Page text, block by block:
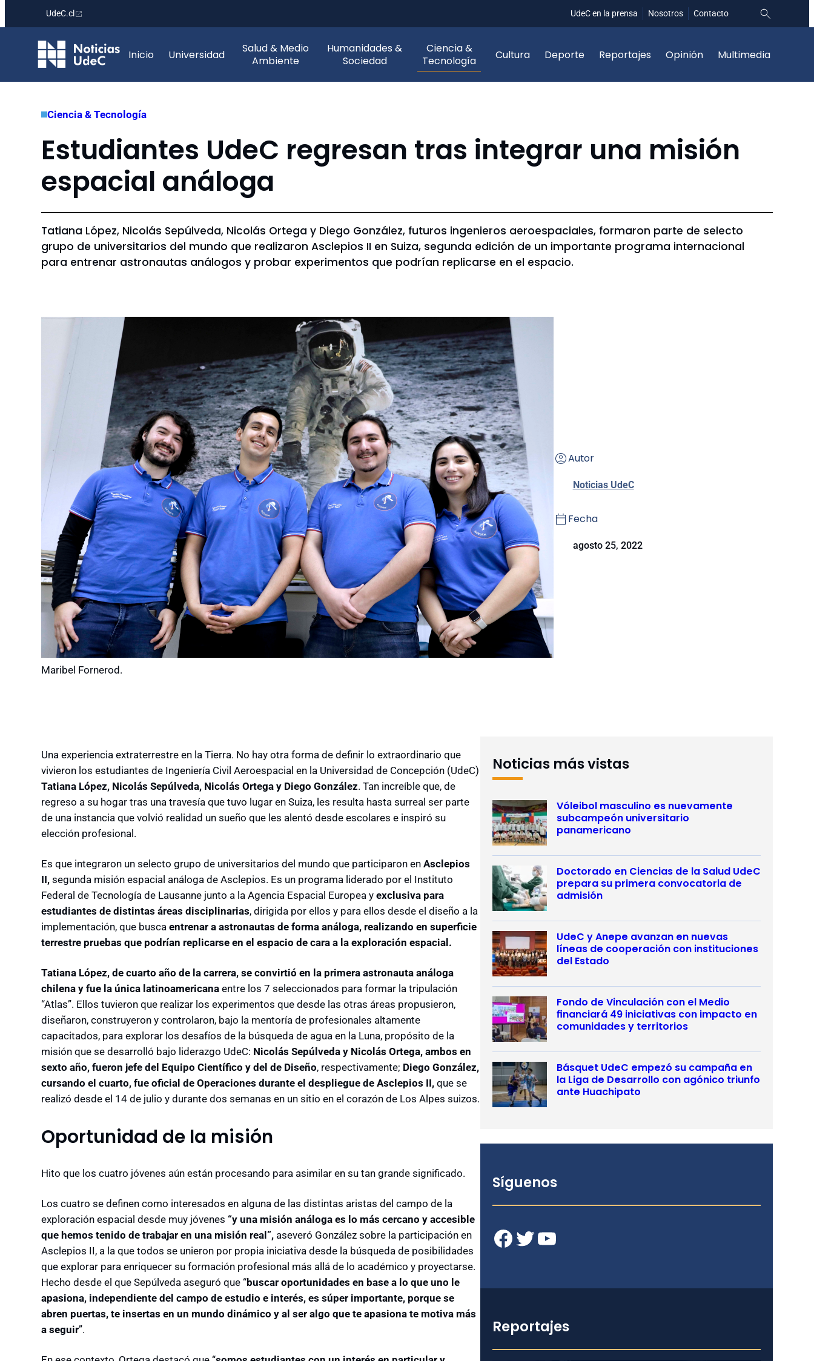
contenido
UdeC.cl UdeC en la prensa Nosotros Contacto
Inicio Universidad
Salud & Medio
Ambiente
Humanidades &
Sociedad
Ciencia &
Tecnología
Cultura Deporte Reportajes Opinión Multimedia
Ciencia & Tecnología
Estudiantes UdeC regresan tras integrar una misión
espacial análoga
Tatiana López, Nicolás Sepúlveda, Nicolás Ortega y Diego González, futuros ingenieros aeroespaciales, formaron parte de selecto
grupo de universitarios del mundo que realizaron Asclepios II en Suiza, segunda edición de un importante programa internacional
para entrenar astronautas análogos y probar experimentos que podrían replicarse en el espacio.
Maribel Fornerod.
Autor
Noticias UdeC
Fecha
agosto 25, 2022
Una experiencia extraterrestre en la Tierra. No hay otra forma de definir lo extraordinario que
vivieron los estudiantes de Ingeniería Civil Aeroespacial en la Universidad de Concepción (UdeC)
Tatiana López, Nicolás Sepúlveda, Nicolás Ortega y Diego González. Tan increíble que, de
regreso a su hogar tras una travesía que tuvo lugar en Suiza, les resulta hasta surreal ser parte
de una instancia que volvió realidad un sueño que les alentó desde escolares e inspiró su
elección profesional.
Es que integraron un selecto grupo de universitarios del mundo que participaron en Asclepios
II, segunda misión espacial análoga de Asclepios. Es un programa liderado por el Instituto
Federal de Tecnología de Lausanne junto a la Agencia Espacial Europea y exclusiva para
estudiantes de distintas áreas disciplinarias, dirigida por ellos y para ellos desde el diseño a la
implementación, que busca entrenar a astronautas de forma análoga, realizando en superficie
terrestre pruebas que podrían replicarse en el espacio de cara a la exploración espacial.
Tatiana López, de cuarto año de la carrera, se convirtió en la primera astronauta análoga
chilena y fue la única latinoamericana entre los 7 seleccionados para formar la tripulación
“Atlas”. Ellos tuvieron que realizar los experimentos que desde las otras áreas propusieron,
diseñaron, construyeron y controlaron, bajo la mentoría de profesionales altamente
capacitados, para explorar los desafíos de la búsqueda de agua en la Luna, propósito de la
misión que se desarrolló bajo liderazgo UdeC: Nicolás Sepúlveda y Nicolás Ortega, ambos en
sexto año, fueron jefe del Equipo Científico y del de Diseño, respectivamente; Diego González,
cursando el cuarto, fue oficial de Operaciones durante el despliegue de Asclepios II, que se
realizó desde el 14 de julio y durante dos semanas en un sitio en el corazón de Los Alpes suizos.
Oportunidad de la misión
Hito que los cuatro jóvenes aún están procesando para asimilar en su tan grande significado.
Los cuatro se definen como interesados en alguna de las distintas aristas del campo de la
exploración espacial desde muy jóvenes “y una misión análoga es lo más cercano y accesible
que hemos tenido de trabajar en una misión real”, aseveró González sobre la participación en
Asclepios II, a la que todos se unieron por propia iniciativa desde la búsqueda de posibilidades
que explorar para enriquecer su formación profesional más allá de lo académico y proyectarse.
Hecho desde el que Sepúlveda aseguró que “buscar oportunidades en base a lo que uno le
apasiona, independiente del campo de estudio e interés, es súper importante, porque se
abren puertas, te insertas en un mundo dinámico y al ser algo que te apasiona te motiva más
a seguir”.
Noticias más vistas
Vóleibol masculino es nuevamente
subcampeón universitario
panamericano
Doctorado en Ciencias de la Salud UdeC
prepara su primera convocatoria de
admisión
UdeC y Anepe avanzan en nuevas
líneas de cooperación con instituciones
del Estado
Fondo de Vinculación con el Medio
financiará 49 iniciativas con impacto en
comunidades y territorios
Básquet UdeC empezó su campaña en
la Liga de Desarrollo con agónico triunfo
ante Huachipato
Síguenos
Facebook Twitter YouTube
Reportajes